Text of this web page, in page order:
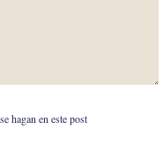
hagan en este post